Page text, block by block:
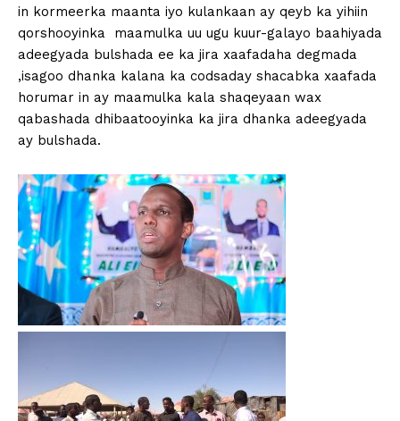
in kormeerka maanta iyo kulankaan ay qeyb ka yihiin
qorshooyinka maamulka uu ugu kuur-galayo baahiyada
adeegyada bulshada ee ka jira xaafadaha degmada
,isagoo dhanka kalana ka codsaday shacabka xaafada
horumar in ay maamulka kala shaqeyaan wax
qabashada dhibaatooyinka ka jira dhanka adeegyada
ay bulshada.